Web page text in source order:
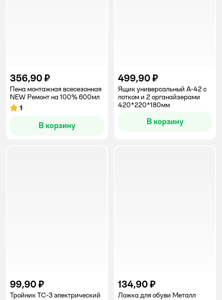
356,90 ₽
Пена монтажная всесезонная
NEW Ремонт на 100% 600мл
Рейтинг:
1
В корзину
499,90 ₽
Ящик универсальный А-42 с
лотком и 2 органайзерами
420*220*180мм
В корзину
99,90 ₽
Тройник ТС-3 электрический
134,90 ₽
Ложка для обуви Металл